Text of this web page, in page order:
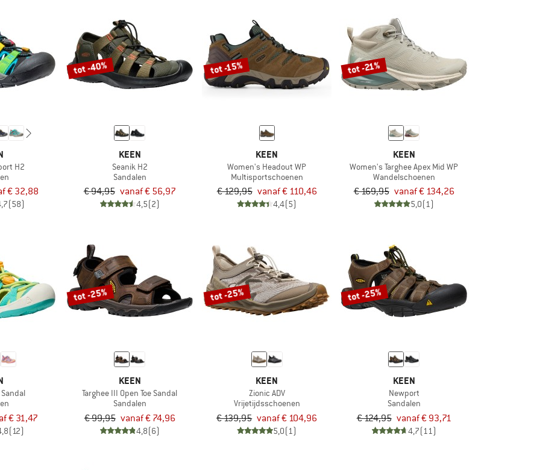
H2
€ 32,88
(58)
tot -40%
KEEN
Seanik H2
Sandalen
€ 94,95 vanaf € 56,97
4,5(2)
tot -15%
KEEN
Women's Headout WP
Multisportschoenen
€ 129,95 vanaf € 110,46
4,4(5)
tot -21%
KEEN
Women's Targhee Apex Mid WP
Wandelschoenen
€ 169,95 vanaf € 134,26
5,0(1)
€ 31,47
(12)
tot -25%
KEEN
Targhee III Open Toe Sandal
Sandalen
€ 99,95 vanaf € 74,96
4,8(6)
tot -25%
KEEN
Zionic ADV
Vrijetijdsschoenen
€ 139,95 vanaf € 104,96
5,0(1)
tot -25%
KEEN
Newport
Sandalen
€ 124,95 vanaf € 93,71
4,7(11)